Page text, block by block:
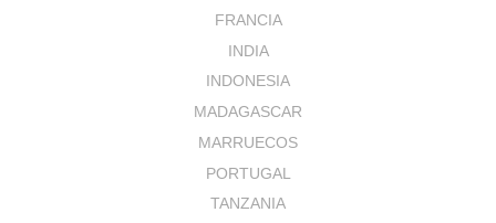
FRANCIA
INDIA
INDONESIA
MADAGASCAR
MARRUECOS
PORTUGAL
TANZANIA